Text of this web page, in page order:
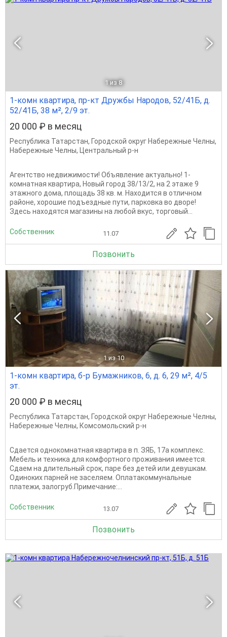
1 из 8
1-комн квартира, пр-кт Дружбы Народов, 52/41Б, д.
52/41Б, 38 м², 2/9 эт.
20 000 ₽ в месяц
Республика Татарстан, Городской округ Набережные Челны,
Набережные Челны, Центральный р-н
Агентство недвижимости! Объявление актуально! 1-
комнатная квартира, Новый город 38/13/2, на 2 этаже 9
этажного дома, площадь 38 кв. м. Находится в отличном
районе, хорошие подъездные пути, парковка во дворе!
Здесь находятся магазины на любой вкус, торговый...
Собственник 11.07
Позвонить
1 из 10
1-комн квартира, б-р Бумажников, 6, д. 6, 29 м², 4/5
эт.
20 000 ₽ в месяц
Республика Татарстан, Городской округ Набережные Челны,
Набережные Челны, Комсомольский р-н
Сдается однокомнатная квартира в п. ЗЯБ, 17а комплекс.
Мебель и техника для комфортного проживания имеется.
Сдаем на длительный срок, паре без детей или девушкам.
Одиноких парней не заселяем. Оплатакоммунальные
платежи, залогруб.Примечание:...
Собственник 13.07
Позвонить